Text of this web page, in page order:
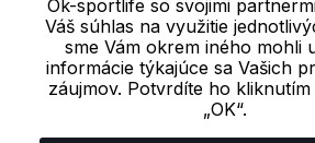
Cookie - podrobné nastavenie| Ďalšie
osobných údajov
Ok-sportlife so svojimi
Váš súhlas na využitie
sme Vám okrem iného mohli
informácie týkajúce sa Vašich
záujmov. Potvrdíte ho kliknutím
„OK“.